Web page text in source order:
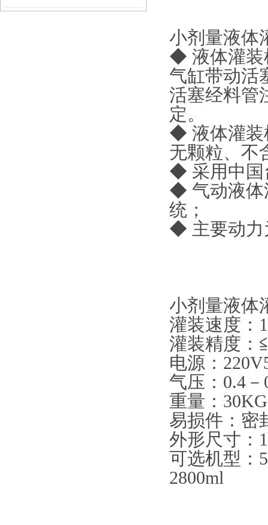
小剂量液体
◆ 液体灌装
气缸带动活
活塞经料管
定。
◆ 液体灌装
无颗粒、不
◆ 采用中国
◆ 气动液体
统；
◆ 主要动力
小剂量液体
灌装速度：
灌装精度：
电源：
气压：0.4－
重量：
易损件：密
外形尺寸：
可选机型：
2800ml